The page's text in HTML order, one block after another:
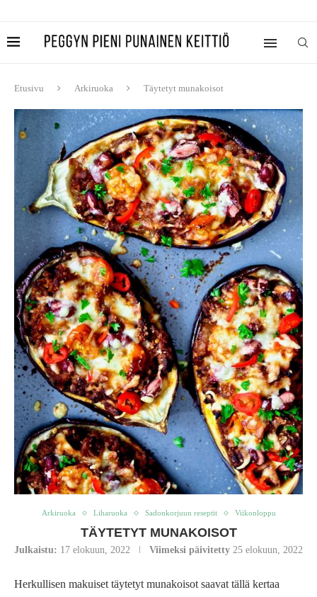
Etusivu Arkiruoka Täytetyt munakoisot
Arkiruoka Liharuoka Sadonkorjuun reseptit Viikonloppu
TÄYTETYT MUNAKOISOT
Julkaistu: 17 elokuun, 2022 Viimeksi päivitetty 25 elokuun, 2022
Herkullisen makuiset täytetyt munakoisot saavat tällä kertaa